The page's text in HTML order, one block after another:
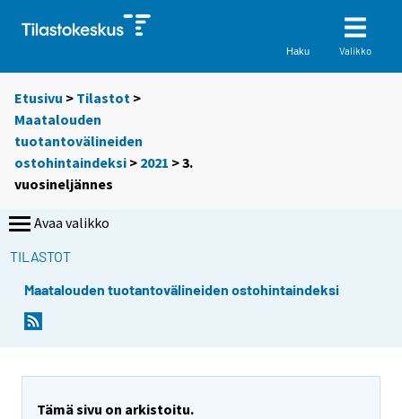
Haku Valikko
Etusivu > Tilastot >
Maatalouden
tuotantovälineiden
ostohintaindeksi > 2021 >3.
vuosineljännes
Avaa valikko
TILASTOT
Maatalouden tuotantovälineiden ostohintaindeksi
Tämä sivu on arkistoitu.